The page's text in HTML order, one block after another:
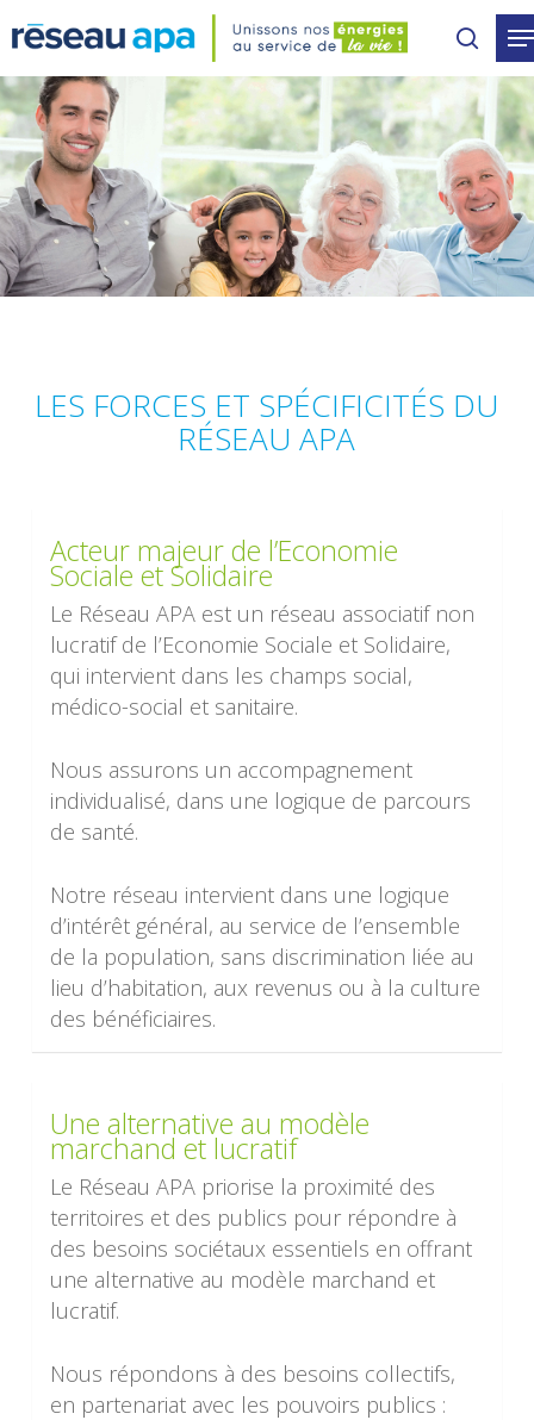
to
main
content
LES FORCES ET SPÉCIFICITÉS DU
RÉSEAU APA
Acteur majeur de l’Economie
Sociale et Solidaire
Le Réseau APA est un réseau associatif non
lucratif de l’Economie Sociale et Solidaire,
qui intervient dans les champs social,
médico-social et sanitaire.
Nous assurons un accompagnement
individualisé, dans une logique de parcours
de santé.
Notre réseau intervient dans une logique
d’intérêt général, au service de l’ensemble
de la population, sans discrimination liée au
lieu d’habitation, aux revenus ou à la culture
des bénéficiaires.
Une alternative au modèle
marchand et lucratif
Le Réseau APA priorise la proximité des
territoires et des publics pour répondre à
des besoins sociétaux essentiels en offrant
une alternative au modèle marchand et
lucratif.
Nous répondons à des besoins collectifs,
en partenariat avec les pouvoirs publics :